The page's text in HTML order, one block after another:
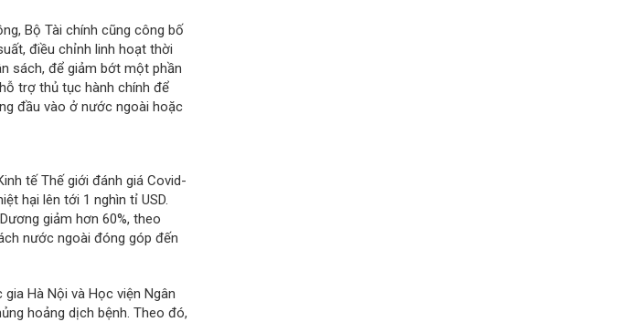
Bộ Tài chính cũng công bố
điều chỉnh linh hoạt thời
sách, để giảm bớt một phần
trợ thủ tục hành chính để
đầu vào ở nước ngoài hoặc
tế Thế giới đánh giá Covid-
hại lên tới 1 nghìn tỉ USD.
giảm hơn 60%, theo
nước ngoài đóng góp đến
Hà Nội và Học viện Ngân
hoảng dịch bệnh. Theo đó,